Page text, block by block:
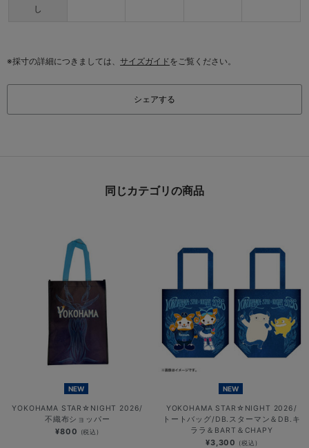
し
※採寸の詳細につきましては、 サイズガイドをご覧ください。
シェアする
同じカテゴリの商品
NEW
YOKOHAMA STAR☆NIGHT 2026/
不織布ショッパー
¥800 (税込)
NEW
YOKOHAMA STAR☆NIGHT 2026/
トートバッグ/DB.スターマン＆DB.キ
ララ＆BART＆CHAPY
¥3,300 (税込)